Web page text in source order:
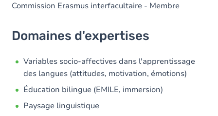
Commission Erasmus interfacultaire - Membre
Domaines d'expertises
Variables socio-affectives dans l'apprentissage
des langues (attitudes, motivation, émotions)
Éducation bilingue (EMILE, immersion)
Paysage linguistique